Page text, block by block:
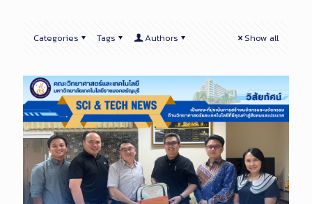
Categories Tags Authors Show all